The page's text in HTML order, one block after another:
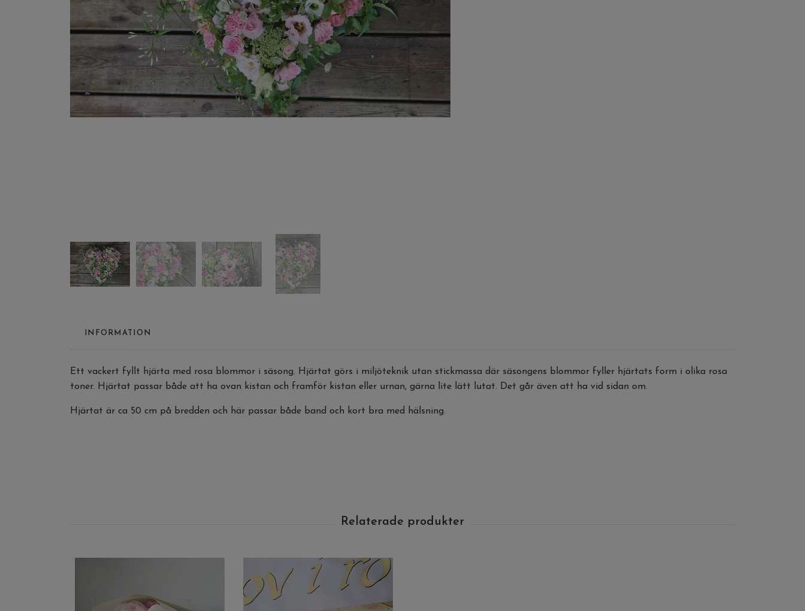
INFORMATION
Ett vackert fyllt hjärta med rosa blommor i säsong. Hjärtat görs i miljöteknik utan stickmassa där säsongens blommor fyller hjärtats form i olika rosa
toner. Hjärtat passar både att ha ovan kistan och framför kistan eller urnan, gärna lite lätt lutat. Det går även att ha vid sidan om.
Hjärtat är ca 50 cm på bredden och här passar både band och kort bra med hälsning.